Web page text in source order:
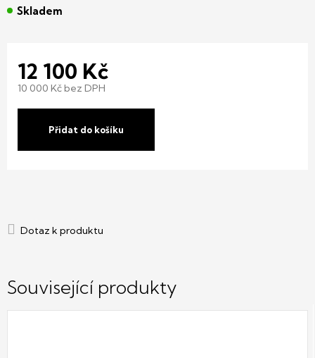
12 100 Kč
10 000 Kč bez DPH
Přidat do košíku
Skladem
Související produkty